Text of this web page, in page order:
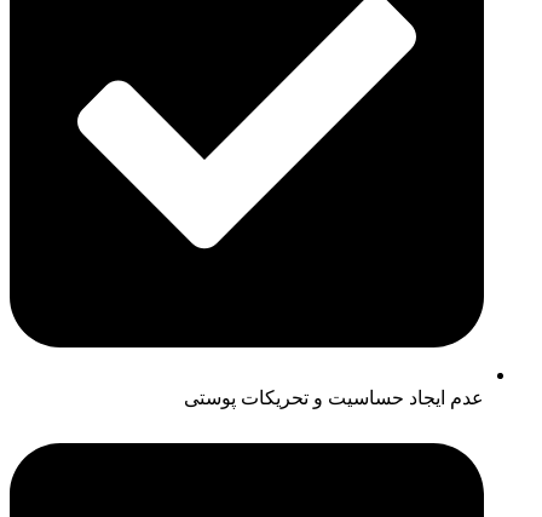
عدم ایجاد حساسیت و تحریکات پوستی